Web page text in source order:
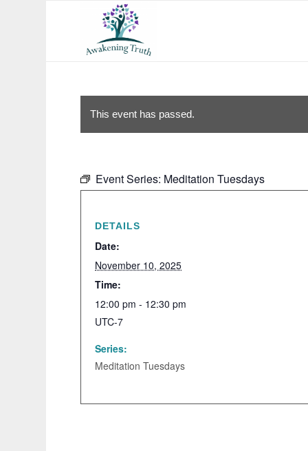
This event has passed.
Event Series: Meditation Tuesdays
DETAILS
Date:
November 10, 2025
Time:
12:00 pm - 12:30 pm
UTC-7
Series:
Meditation Tuesdays